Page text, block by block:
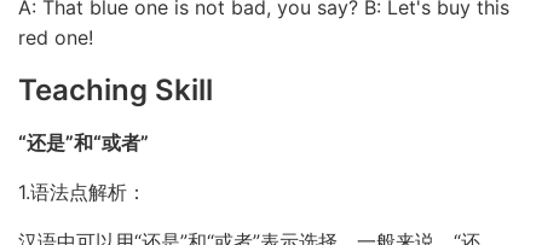
A: That blue one is not bad, you say? B: Let's buy this
red one!
Teaching Skill
“还是”和“或者”
1.语法点解析：